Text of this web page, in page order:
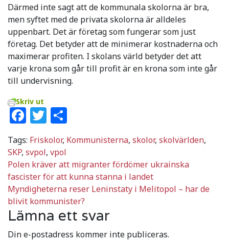
Därmed inte sagt att de kommunala skolorna är bra,
men syftet med de privata skolorna är alldeles
uppenbart. Det är företag som fungerar som just
företag. Det betyder att de minimerar kostnaderna och
maximerar profiten. I skolans värld betyder det att
varje krona som går till profit är en krona som inte går
till undervisning.
Skriv ut
Facebook
Twitter
Tags: Friskolor, Kommunisterna, skolor, skolvärlden,
SKP, svpol, vpol
Inläggsnavigering
Polen kräver att migranter fördömer ukrainska
fascister för att kunna stanna i landet
Myndigheterna reser Leninstaty i Melitopol – har de
blivit kommunister?
Lämna ett svar
Din e-postadress kommer inte publiceras.